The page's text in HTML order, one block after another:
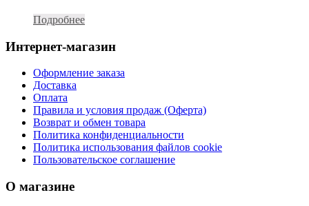
Подробнее
Интернет-магазин
Оформление заказа
Доставка
Оплата
Правила и условия продаж (Оферта)
Возврат и обмен товара
Политика конфиденциальности
Политика использования файлов cookie
Пользовательское соглашение
О магазине